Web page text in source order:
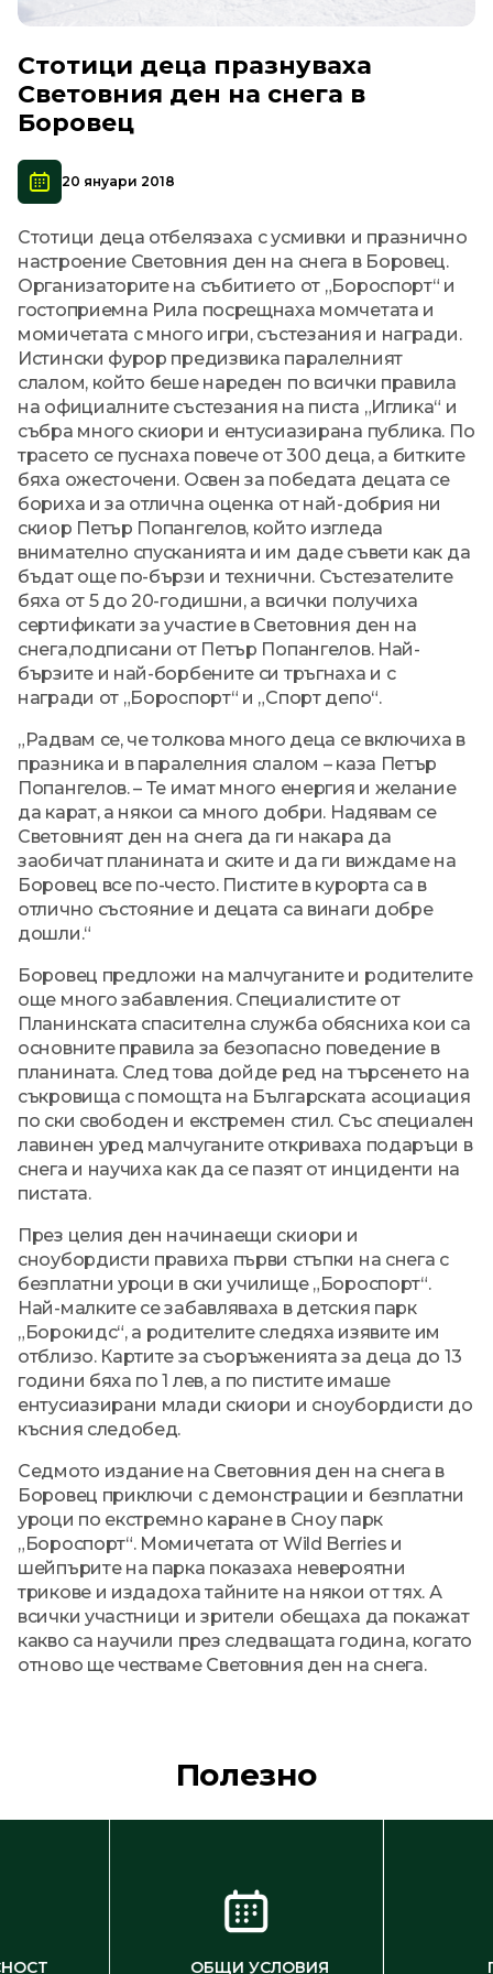
Стотици деца празнуваха
Световния ден на снега в
Боровец
20 януари 2018
Стотици деца отбелязаха с усмивки и празнично
настроение Световния ден на снега в Боровец.
Организаторите на събитието от „Бороспорт“ и
гостоприемна Рила посрещнаха момчетата и
момичетата с много игри, състезания и награди.
Истински фурор предизвика паралелният
слалом, който беше нареден по всички правила
на официалните състезания на писта „Иглика“ и
събра много скиори и ентусиазирана публика. По
трасето се пуснаха повече от 300 деца, а битките
бяха ожесточени. Освен за победата децата се
бориха и за отлична оценка от най-добрия ни
скиор Петър Попангелов, който изгледа
внимателно спусканията и им даде съвети как да
бъдат още по-бързи и технични. Състезателите
бяха от 5 до 20-годишни, а всички получиха
сертификати за участие в Световния ден на
снега,подписани от Петър Попангелов. Най-
бързите и най-борбените си тръгнаха и с
награди от „Бороспорт“ и „Спорт депо“.
„Радвам се, че толкова много деца се включиха в
празника и в паралелния слалом – каза Петър
Попангелов. – Те имат много енергия и желание
да карат, а някои са много добри. Надявам се
Световният ден на снега да ги накара да
заобичат планината и ските и да ги виждаме на
Боровец все по-често. Пистите в курорта са в
отлично състояние и децата са винаги добре
дошли.“
Боровец предложи на малчуганите и родителите
още много забавления. Специалистите от
Планинската спасителна служба обясниха кои са
основните правила за безопасно поведение в
планината. След това дойде ред на търсенето на
съкровища с помощта на Българската асоциация
по ски свободен и екстремен стил. Със специален
лавинен уред малчуганите откриваха подаръци в
снега и научиха как да се пазят от инциденти на
пистата.
През целия ден начинаещи скиори и
сноубордисти правиха първи стъпки на снега с
безплатни уроци в ски училище „Бороспорт“.
Най-малките се забавляваха в детския парк
„Борокидс“, а родителите следяха изявите им
отблизо. Картите за съоръженията за деца до 13
години бяха по 1 лев, а по пистите имаше
ентусиазирани млади скиори и сноубордисти до
късния следобед.
Седмото издание на Световния ден на снега в
Боровец приключи с демонстрации и безплатни
уроци по екстремно каране в Сноу парк
„Бороспорт“. Момичетата от Wild Berries и
шейпърите на парка показаха невероятни
трикове и издадоха тайните на някои от тях. А
всички участници и зрители обещаха да покажат
какво са научили през следващата година, когато
отново ще честваме Световния ден на снега.
Полезно
ОБЩИ УСЛОВИЯ